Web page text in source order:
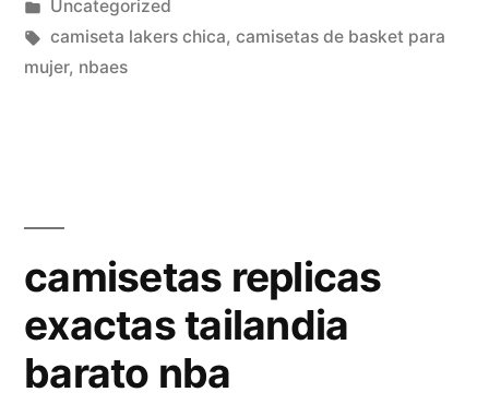
por
Publicado
en
Uncategorized
Etiquetas:
camiseta lakers chica, camisetas de basket para
mujer, nbaes
camisetas replicas
exactas tailandia
barato nba